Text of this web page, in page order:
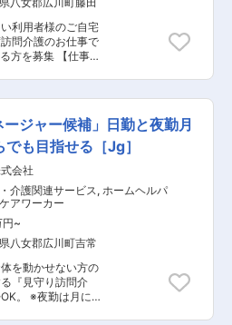
ル、マレーシア、
います。 固有技術
「フィルトレーシ
ション事業」「コ
を創造し、 「顧客
を図っており、特
分級濾過」に強み
囲：会社の定める業務
関連は外部パート
ストやスピードの
つ戦略的に施策を
なっています。 そ
ンバーを募集しま
ビスの価値向上と
を期待していま
て事業展開し、お
という想いがあり
な取組みを行って
にしていただきた
、改善 ・外部企業
キルや経験に応
担当いただきます
合うお米をご購入
味や食感、そのお
かが一目でわかる
でいます。 ・当
利用者様のご自宅
問介護のお仕事で
集 【仕事内
のシフト管理や教
お仕事を主にお願
軽に受けられる頼
さい！ ■介護
成・ケア ■ご家族
■サービス提供管
利用者様ごとのチ
◎ケア業
に気を配りながら
援助（洗濯、掃
起床・就寝・入
ア： たんの吸
う） など ※詳細
点を徹底的に指導
ージャー候補」日勤と夜勤月
も目指せる［Jg］
会社
介護関連サービス, ホームヘルパ
アワーカー
~
八女郡広川町吉常
を動かせない方の
『見守り訪問介
。 ※夜勤は月に